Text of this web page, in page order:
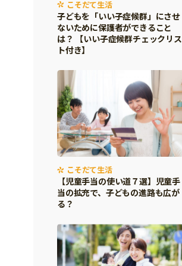
こそだて生活
子どもを「いい子症候群」にさせ
ないために保護者ができること
は？ 【いい子症候群チェックリス
ト付き】
こそだて生活
【児童手当の使い道７選】児童手
当の拡充で、子どもの進路も広が
る？